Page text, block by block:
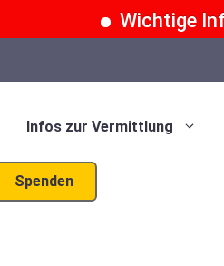
Wichtige
Infos zur Vermittlung
Spenden